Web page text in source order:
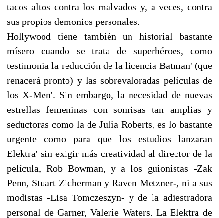
tacos altos contra los malvados y, a veces, contra
sus propios demonios personales.
Hollywood tiene también un historial bastante
mísero cuando se trata de superhéroes, como
testimonia la reducción de la licencia Batman' (que
renacerá pronto) y las sobrevaloradas películas de
los X-Men'. Sin embargo, la necesidad de nuevas
estrellas femeninas con sonrisas tan amplias y
seductoras como la de Julia Roberts, es lo bastante
urgente como para que los estudios lanzaran
Elektra' sin exigir más creatividad al director de la
película, Rob Bowman, y a los guionistas -Zak
Penn, Stuart Zicherman y Raven Metzner-, ni a sus
modistas -Lisa Tomczeszyn- y de la adiestradora
personal de Garner, Valerie Waters. La Elektra de